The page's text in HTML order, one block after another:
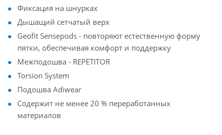
Фиксация на шнурках
Дышащий сетчатый верх
Geofit Sensepods - повторяют естественную форму
пятки, обеспечивая комфорт и поддержку
Межподошва - REPETITOR
Torsion System
Подошва Adiwear
Содержит не менее 20 % переработанных
материалов